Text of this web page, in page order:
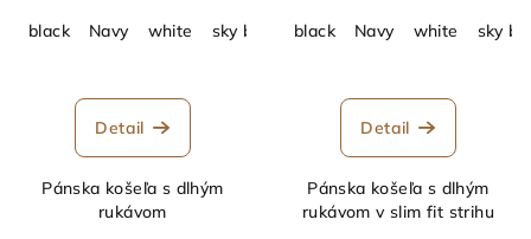
black
Navy white sky blue
Detail
Pánska košeľa s dlhým
rukávom
black
Navy white sky
Detail
Pánska košeľa s dlhým
rukávom v slim fit strihu